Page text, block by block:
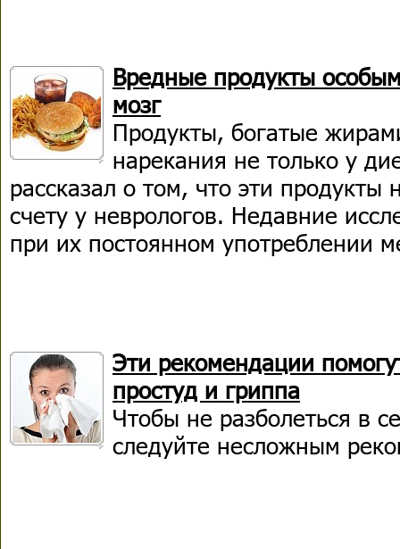
Вредные продукты
мозг
Продукты, богатые
нарекания не только у
рассказал о том, что эти продукты
счету у неврологов. Недавние
при их постоянном употреблении
Эти рекомендации
простуд и гриппа
Чтобы не разболеться в
следуйте несложным